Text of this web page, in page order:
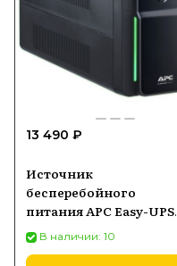
13 490 ₽
Источник
бесперебойного
питания APC Easy-UPS
BVX700LI, 700ВA
(BVX700LI)
В наличии: 10